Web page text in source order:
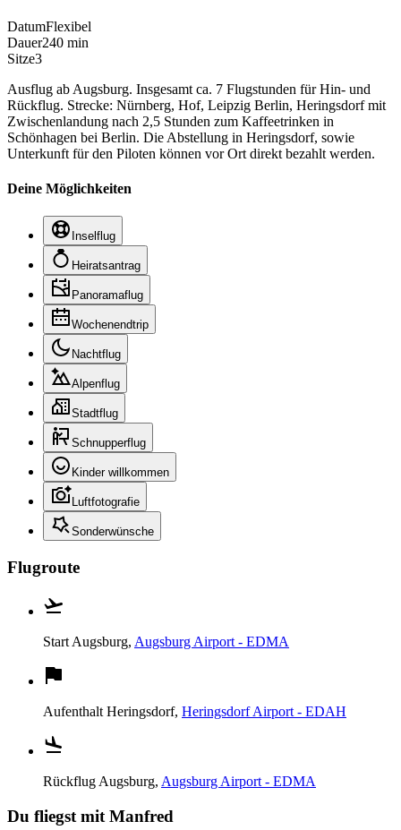
DatumFlexibel
Dauer240 min
Sitze3
Ausflug ab Augsburg. Insgesamt ca. 7 Flugstunden für Hin- und
Rückflug. Strecke: Nürnberg, Hof, Leipzig Berlin, Heringsdorf mit
Zwischenlandung nach 2,5 Stunden zum Kaffeetrinken in
Schönhagen bei Berlin. Die Abstellung in Heringsdorf, sowie
Unterkunft für den Piloten können vor Ort direkt bezahlt werden.
Deine Möglichkeiten
Inselflug
Heiratsantrag
Panoramaflug
Wochenendtrip
Nachtflug
Alpenflug
Stadtflug
Schnupperflug
Kinder willkommen
Luftfotografie
Sonderwünsche
Flugroute
Start Augsburg, Augsburg Airport - EDMA
Aufenthalt Heringsdorf, Heringsdorf Airport - EDAH
Rückflug Augsburg, Augsburg Airport - EDMA
Du fliegst mit Manfred